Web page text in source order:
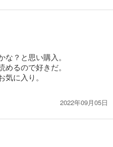
？と思い購入。
るので好きだ。
に入り。
2022年09月05日